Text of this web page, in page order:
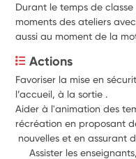
Durant le temps de
moments des ateliers
aussi au moment de la
Actions
Favoriser la mise en
l’accueil, à la sortie .
Aider à l'animation des
récréation en proposant
nouvelles et en assurant
Assister les